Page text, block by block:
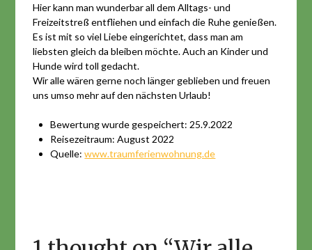
Hier kann man wunderbar all dem Alltags- und
Freizeitstreß entfliehen und einfach die Ruhe genießen.
Es ist mit so viel Liebe eingerichtet, dass man am
liebsten gleich da bleiben möchte. Auch an Kinder und
Hunde wird toll gedacht.
Wir alle wären gerne noch länger geblieben und freuen
uns umso mehr auf den nächsten Urlaub!
Bewertung wurde gespeichert: 25.9.2022
Reisezeitraum: August 2022
Quelle:www.traumferienwohnung.de